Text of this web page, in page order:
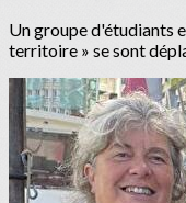
Un groupe d'étudiants
territoire » se sont